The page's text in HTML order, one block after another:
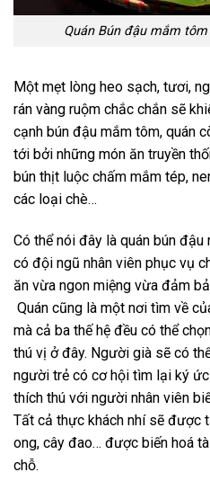
Quán Bún đậu mắm
Một mẹt lòng heo sạch, tươi,
rán vàng ruộm chắc chắn sẽ
cạnh bún đậu mắm tôm, quán
tới bởi những món ăn truyền
bún thịt luộc chấm mắm tép,
các loại chè…
Có thể nói đây là quán bún
có đội ngũ nhân viên phục vụ
ăn vừa ngon miệng vừa đảm
Quán cũng là một nơi tìm về
mà cả ba thế hệ đều có thể
thú vị ở đây. Người già sẽ có
người trẻ có cơ hội tìm lại ký
thích thú với người nhân viên
Tất cả thực khách nhí sẽ được
ong, cây đao… được biến hoá
chỗ.